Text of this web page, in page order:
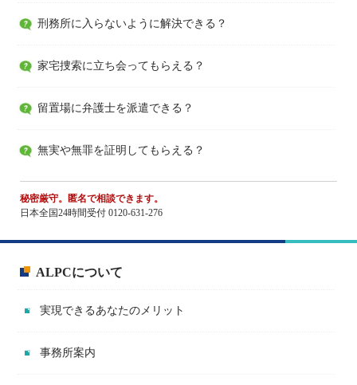
刑務所に入らないように解決できる？
家宅捜索に立ち会ってもらえる？
留置場に弁護士を派遣できる？
無実や無罪を証明してもらえる？
秘密厳守。匿名で相談できます。
日本全国24時間受付 0120-631-276
ALPCについて
実現できるあなたのメリット
事務所案内